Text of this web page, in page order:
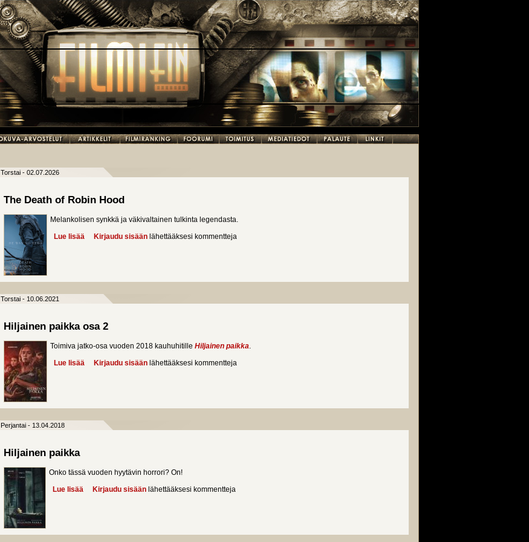
Torstai - 02.07.2026
The Death of Robin Hood
Melankolisen synkkä ja väkivaltainen tulkinta legendasta.
Lue lisää about The Death of Robin Hood
Kirjaudu sisään lähettääksesi kommentteja
Torstai - 10.06.2021
Hiljainen paikka osa 2
Toimiva jatko-osa vuoden 2018 kauhuhitille Hiljainen paikka.
Lue lisää about Hiljainen paikka osa 2
Kirjaudu sisään lähettääksesi kommentteja
Perjantai - 13.04.2018
Hiljainen paikka
Onko tässä vuoden hyytävin horrori? On!
Lue lisää about Hiljainen paikka
Kirjaudu sisään lähettääksesi kommentteja